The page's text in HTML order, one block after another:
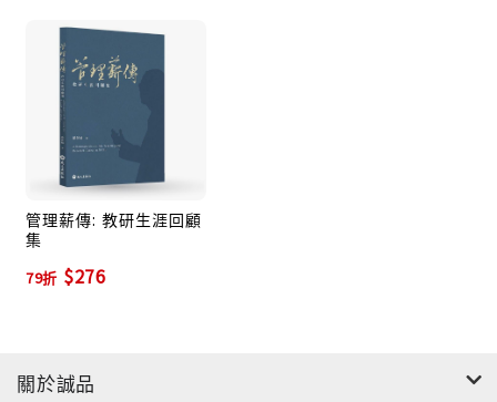
管理薪傳: 教研生涯回顧
集
79折 $276
關於誠品